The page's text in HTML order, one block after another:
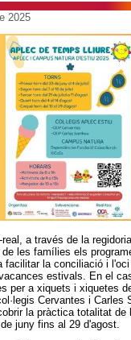
2025
a través de la
les famílies els
facilitar la conciliació i
estivals. En el
per a xiquets i xiquetes
Cervantes i Carles
la pràctica totalitat de
juny fins al 29 d'agost.